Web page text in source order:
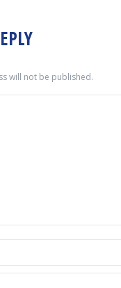
will not be published.